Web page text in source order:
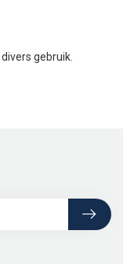
gebruik.